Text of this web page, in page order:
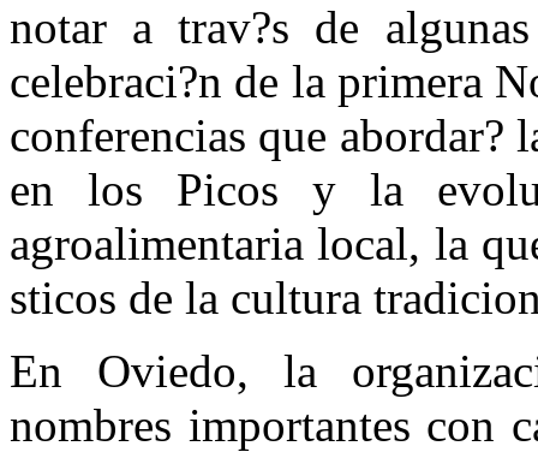
notar a trav?s de
celebraci?n de la primera
conferencias que abordar?
en los Picos y la
agroalimentaria local, la
sticos de la cultura
En Oviedo, la
nombres importantes con